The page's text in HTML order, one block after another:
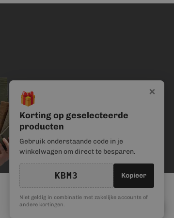
×
🎁
Korting op geselecteerde
producten
Gebruik onderstaande code in je
winkelwagen om direct te besparen.
KBM3 Kopieer
Niet geldig in combinatie met zakelijke accounts of
andere kortingen.